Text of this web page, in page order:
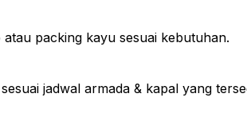
packing kayu sesuai kebutuhan.
jadwal armada & kapal yang